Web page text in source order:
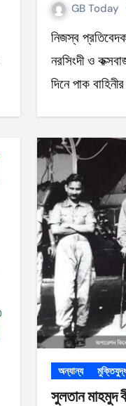
GB Today
নিজস্ব প্রতিবেদক: আজ মঙ্গলবার (১২ ডিসেম্বর)
নরসিংদী ও
দিনে পাক
অন্যান্য
সুলতান মাহমুদ